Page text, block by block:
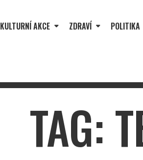
KULTURNÍ AKCE ZDRAVÍ POLITIKA
TAG: